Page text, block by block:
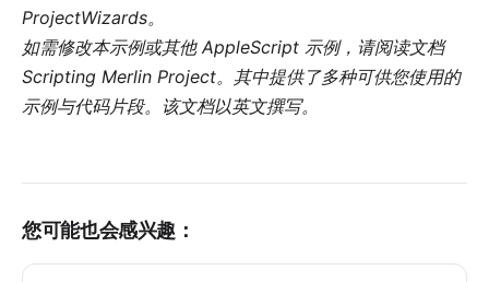
ProjectWizards。
如需修改本示例或其他 AppleScript 示例，请阅读文档
Scripting Merlin Project。其中提供了多种可供您使用的
示例与代码片段。该文档以英文撰写。
您可能也会感兴趣：